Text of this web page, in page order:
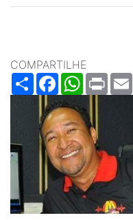
COMPARTILHE
ShareFacebookWhatsApp
Print